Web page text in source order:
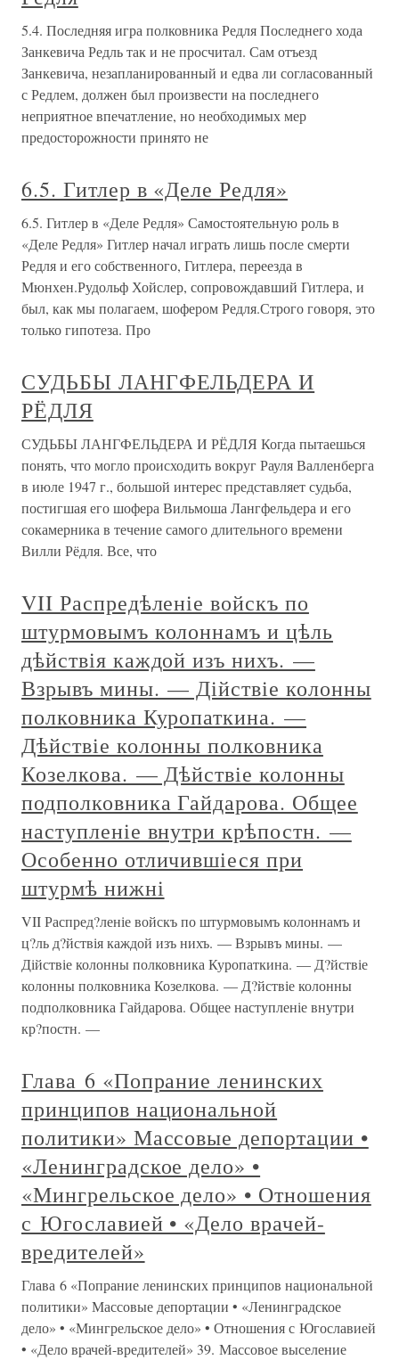
5.4. Последняя игра полковника Редля Последнего хода
Занкевича Редль так и не просчитал. Сам отъезд
Занкевича, незапланированный и едва ли согласованный
с Редлем, должен был произвести на последнего
неприятное впечатление, но необходимых мер
предосторожности принято не
6.5. Гитлер в «Деле Редля»
6.5. Гитлер в «Деле Редля» Самостоятельную роль в
«Деле Редля» Гитлер начал играть лишь после смерти
Редля и его собственного, Гитлера, переезда в
Мюнхен.Рудольф Хойслер, сопровождавший Гитлера, и
был, как мы полагаем, шофером Редля.Строго говоря, это
только гипотеза. Про
СУДЬБЫ ЛАНГФЕЛЬДЕРА И
РЁДЛЯ
СУДЬБЫ ЛАНГФЕЛЬДЕРА И РЁДЛЯ Когда пытаешься
понять, что могло происходить вокруг Рауля Валленберга
в июле 1947 г., большой интерес представляет судьба,
постигшая его шофера Вильмоша Лангфельдера и его
сокамерника в течение самого длительного времени
Вилли Рёдля. Все, что
VII Распредѣленіе войскъ по
штурмовымъ колоннамъ и цѣль
дѣйствія каждой изъ нихъ. —
Взрывъ мины. — Дійствіе колонны
полковника Куропаткина. —
Дѣйствіе колонны полковника
Козелкова. — Дѣйствіе колонны
подполковника Гайдарова. Общее
наступленіе внутри крѣпостн. —
Особенно отличившіеся при
штурмѣ нижні
VII Распред?леніе войскъ по штурмовымъ колоннамъ и
ц?ль д?йствія каждой изъ нихъ. — Взрывъ мины. —
Дійствіе колонны полковника Куропаткина. — Д?йствіе
колонны полковника Козелкова. — Д?йствіе колонны
подполковника Гайдарова. Общее наступленіе внутри
кр?постн. —
Глава 6 «Попрание ленинских
принципов национальной
политики» Массовые депортации •
«Ленинградское дело» •
«Мингрельское дело» • Отношения
с Югославией • «Дело врачей-
вредителей»
Глава 6 «Попрание ленинских принципов национальной
политики» Массовые депортации • «Ленинградское
дело» • «Мингрельское дело» • Отношения с Югославией
• «Дело врачей-вредителей» 39. Массовое выселение